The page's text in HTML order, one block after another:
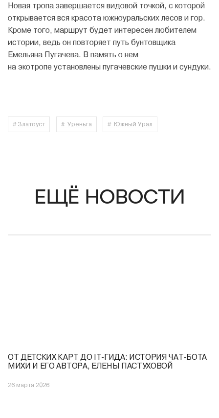
Новая тропа завершается видовой точкой, с которой
открывается вся красота южноуральских лесов и гор.
Кроме того, маршрут будет интересен любителем
истории, ведь он повторяет путь бунтовщика
Емельяна Пугачева. В память о нем
на экотропе установлены пугачевские пушки и сундуки.
# Златоуст # Уреньга # Южный Урал
ЕЩЁ НОВОСТИ
ОТ ДЕТСКИХ КАРТ ДО IT-ГИДА: ИСТОРИЯ ЧАТ-БОТА
МИХИ И ЕГО АВТОРА, ЕЛЕНЫ ПАСТУХОВОЙ
26 марта 2026